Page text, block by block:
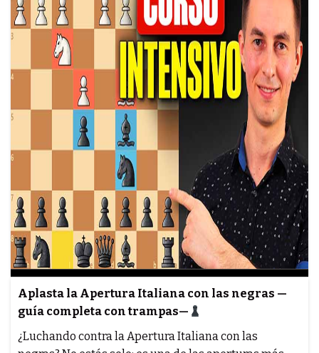
Aplasta la Apertura Italiana con las negras —
guía completa con trampas—
¿Luchando contra la Apertura Italiana con las